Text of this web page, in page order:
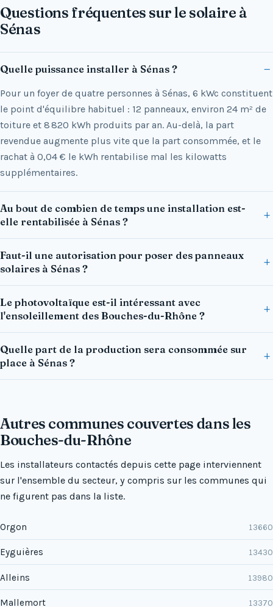
Questions fréquentes sur le solaire à
Sénas
Quelle puissance installer à Sénas ?
Pour un foyer de quatre personnes à Sénas, 6 kWc constituent
le point d'équilibre habituel : 12 panneaux, environ 24 m² de
toiture et 8 820 kWh produits par an. Au-delà, la part
revendue augmente plus vite que la part consommée, et le
rachat à 0,04 € le kWh rentabilise mal les kilowatts
supplémentaires.
Au bout de combien de temps une installation est-
elle rentabilisée à Sénas ?
Faut-il une autorisation pour poser des panneaux
solaires à Sénas ?
Le photovoltaïque est-il intéressant avec
l'ensoleillement des Bouches-du-Rhône ?
Quelle part de la production sera consommée sur
place à Sénas ?
Autres communes couvertes dans les
Bouches-du-Rhône
Les installateurs contactés depuis cette page interviennent
sur l'ensemble du secteur, y compris sur les communes qui
ne figurent pas dans la liste.
Orgon 13660
Eyguières 13430
Alleins 13980
Mallemort 13370